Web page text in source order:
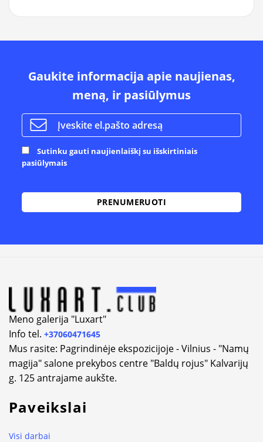
Gaukite informacija apie naujienas,
meną, ir pasiūlymus
Sutinku gauti naujienlaiškį su išskirtiniais
pasiūlymais
Meno galerija "Luxart"
Info tel. +37060471645
Mus rasite: Pagrindinėje ekspozicijoje - Vilnius - "Namų
magija" salone prekybos centre "Baldų rojus" Kalvarijų
g. 125 antrajame aukšte.
Paveikslai
Visi darbai